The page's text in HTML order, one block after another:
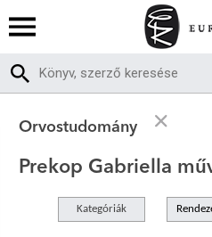
Orvostudomány
Prekop Gabriella
Kategóriák